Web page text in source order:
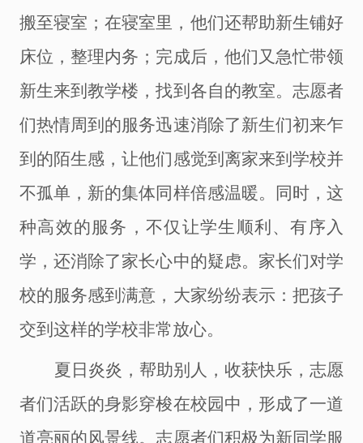
搬至寝室；在寝室里，他们还帮助新生铺好
床位，整理内务；完成后，他们又急忙带领
新生来到教学楼，找到各自的教室。志愿者
们热情周到的服务迅速消除了新生们初来乍
到的陌生感，让他们感觉到离家来到学校并
不孤单，新的集体同样倍感温暖。同时，这
种高效的服务，不仅让学生顺利、有序入
学，还消除了家长心中的疑虑。家长们对学
校的服务感到满意，大家纷纷表示：把孩子
交到这样的学校非常放心。
夏日炎炎，帮助别人，收获快乐，志愿
者们活跃的身影穿梭在校园中，形成了一道
道亮丽的风景线。志愿者们积极为新同学服